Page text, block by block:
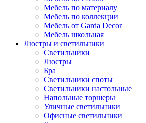
Мебель по материалу
Мебель по коллекции
Мебель от Garda Decor
Мебель школьная
Люстры и светильники
Светильники
Люстры
Бра
Светильники споты
Светильники настольные
Напольные торшеры
Уличные светильники
Офисные светильники